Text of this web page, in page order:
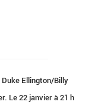
Ellington/Billy
Le 22 janvier à 21 h